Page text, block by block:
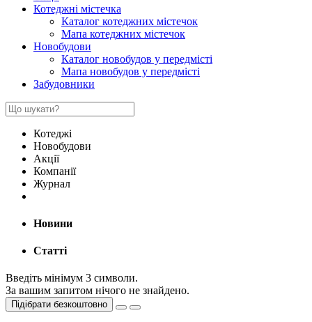
Котеджні містечка
Каталог котеджних містечок
Мапа котеджних містечок
Новобудови
Каталог новобудов у передмісті
Мапа новобудов у передмісті
Забудовники
Котеджі
Новобудови
Акції
Компанії
Журнал
Новини
Статті
Введіть мінімум 3 символи.
За вашим запитом нічого не знайдено.
Підібрати безкоштовно